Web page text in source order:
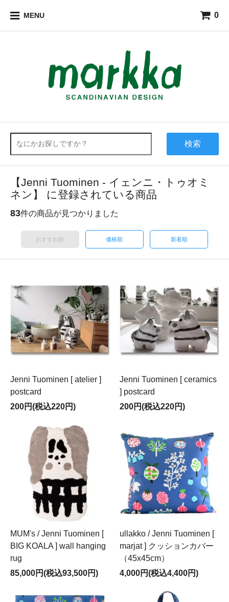
MENU 0
検索
【Jenni Tuominen - イェンニ・トゥオミ
ネン】 に登録されている商品
83件の商品が見つかりました
おすすめ順 価格順 新着順
Jenni Tuominen [ atelier ]
postcard
200円(税込220円)
Jenni Tuominen [ ceramics
] postcard
200円(税込220円)
MUM's / Jenni Tuominen [
BIG KOALA ] wall hanging
rug
85,000円(税込93,500円)
ullakko / Jenni Tuominen [
marjat ] クッションカバー
（45x45cm）
4,000円(税込4,400円)